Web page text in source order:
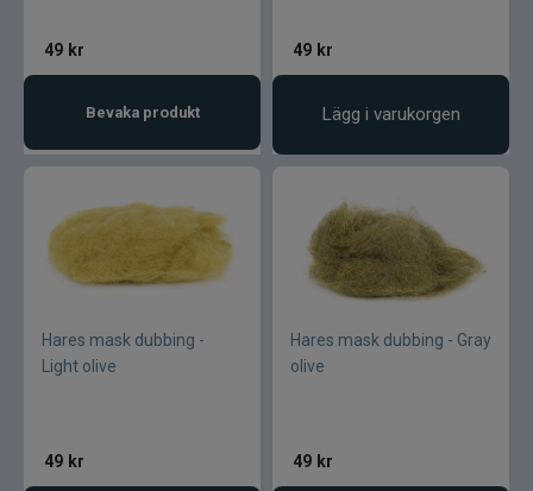
49 kr
Bevaka produkt
49 kr
Lägg i varukorgen
Hares mask dubbing -
Light olive
49 kr
Hares mask dubbing - Gray
olive
49 kr